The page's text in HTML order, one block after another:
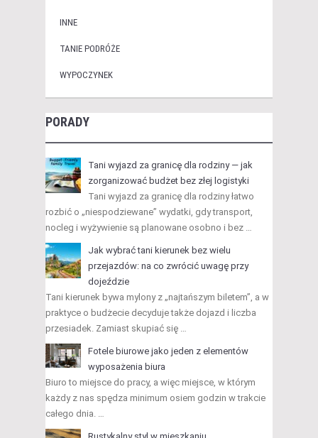
INNE
TANIE PODRÓŻE
WYPOCZYNEK
PORADY
Tani wyjazd za granicę dla rodziny — jak
zorganizować budżet bez złej logistyki
Tani wyjazd za granicę dla rodziny łatwo
rozbić o „niespodziewane” wydatki, gdy transport,
nocleg i wyżywienie są planowane osobno i bez …
Jak wybrać tani kierunek bez wielu
przejazdów: na co zwrócić uwagę przy
dojeździe
Tani kierunek bywa mylony z „najtańszym biletem”, a w
praktyce o budżecie decyduje także dojazd i liczba
przesiadek. Zamiast skupiać się …
Fotele biurowe jako jeden z elementów
wyposażenia biura
Biuro to miejsce do pracy, a więc miejsce, w którym
każdy z nas spędza minimum osiem godzin w trakcie
całego dnia. …